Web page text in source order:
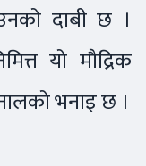
दाबी छ ।
यो मौद्रिक
भनाइ छ ।